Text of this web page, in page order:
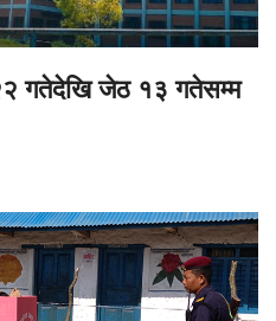
गतेदेखि जेठ १३ गतेसम्म